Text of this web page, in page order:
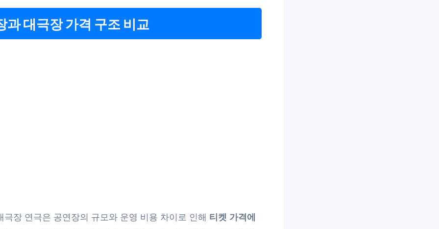
과 대극장 가격 구조 비교
극장 연극은 공연장의 규모와 운영 비용 차이로 인해 티켓 가격에